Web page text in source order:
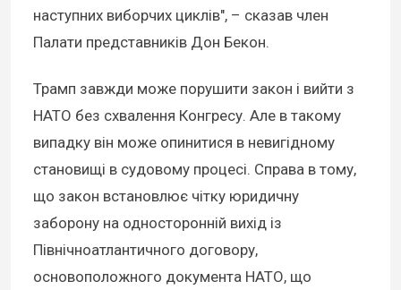
наступних виборчих циклів", – сказав член
Палати представників Дон Бекон.
Трамп завжди може порушити закон і вийти з
НАТО без схвалення Конгресу. Але в такому
випадку він може опинитися в невигідному
становищі в судовому процесі. Справа в тому,
що закон встановлює чітку юридичну
заборону на односторонній вихід із
Північноатлантичного договору,
основоположного документа НАТО, що